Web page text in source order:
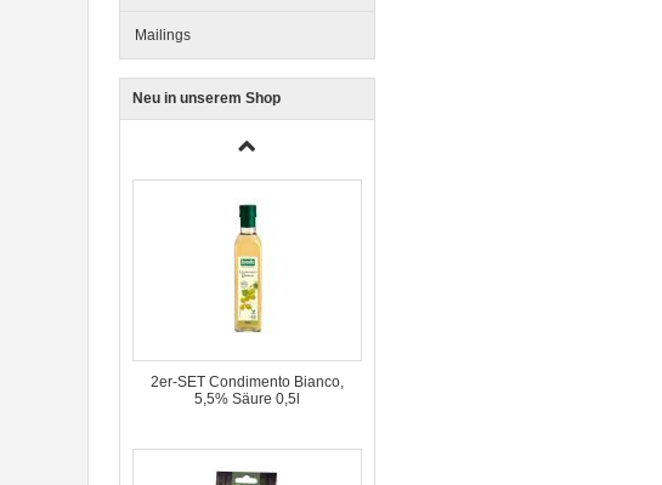
Mailings
Neu in unserem Shop
Love
2er-SET Condimento Bianco,
5,5% Säure 0,5l